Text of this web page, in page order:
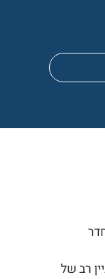
רב של